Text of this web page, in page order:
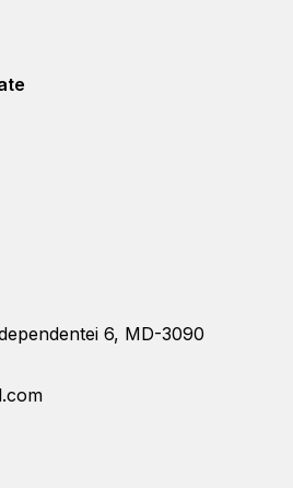
6, MD-3090